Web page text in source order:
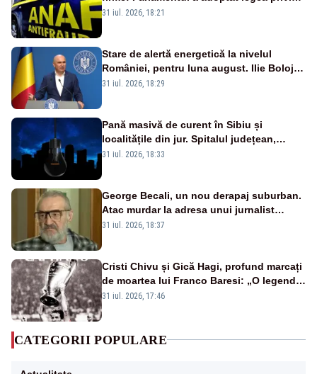
amnistia fiscală
31 iul. 2026, 18:21
Stare de alertă energetică la nivelul
României, pentru luna august. Ilie Bolojan
a anunțat importuri și posibile restricții –
31 iul. 2026, 18:29
Pană masivă de curent în Sibiu și
localitățile din jur. Spitalul județean,
semafoarele, rețelele de telefonie, grav
31 iul. 2026, 18:33
George Becali, un nou derapaj suburban.
Atac murdar la adresa unui jurnalist
sportiv – AUDIO
31 iul. 2026, 18:37
Cristi Chivu și Gică Hagi, profund marcați
de moartea lui Franco Baresi: „O legendă
a fotbalului mondial”
31 iul. 2026, 17:46
CATEGORII POPULARE